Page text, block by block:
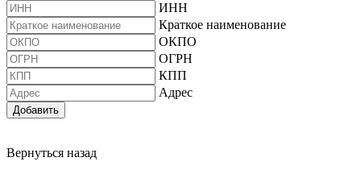
ИНН
Краткое наименование
ОКПО
ОГРН
КПП
Адрес
Добавить
Вернуться назад